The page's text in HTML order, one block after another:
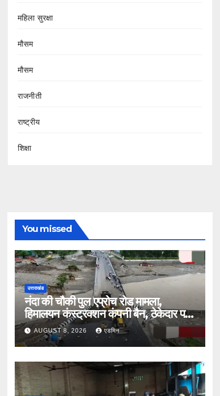
महिला सुरक्षा
मौसम
मौसम
राजनीती
राष्ट्रीय
शिक्षा
You missed
उत्तराखंड
नंदा की चौकी पुल एप्रोच रोड मामला,
हिमालयन कंस्ट्रक्शन कंपनी बैन, ठेकेदार पर
भी एक्शन
AUGUST 8, 2026 एडमिन